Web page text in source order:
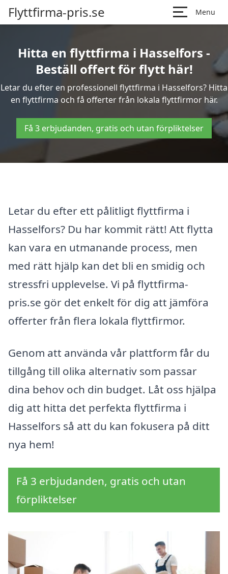
Flyttfirma-pris.se Menu
Hitta en flyttfirma i Hasselfors -
Beställ offert för flytt här!
Letar du efter en professionell flyttfirma i Hasselfors? Hitta
en flyttfirma och få offerter från lokala flyttfirmor här.
Få 3 erbjudanden, gratis och utan förpliktelser
Letar du efter ett pålitligt flyttfirma i
Hasselfors? Du har kommit rätt! Att flytta
kan vara en utmanande process, men
med rätt hjälp kan det bli en smidig och
stressfri upplevelse. Vi på flyttfirma-
pris.se gör det enkelt för dig att jämföra
offerter från flera lokala flyttfirmor.
Genom att använda vår plattform får du
tillgång till olika alternativ som passar
dina behov och din budget. Låt oss hjälpa
dig att hitta det perfekta flyttfirma i
Hasselfors så att du kan fokusera på ditt
nya hem!
Få 3 erbjudanden, gratis och utan
förpliktelser